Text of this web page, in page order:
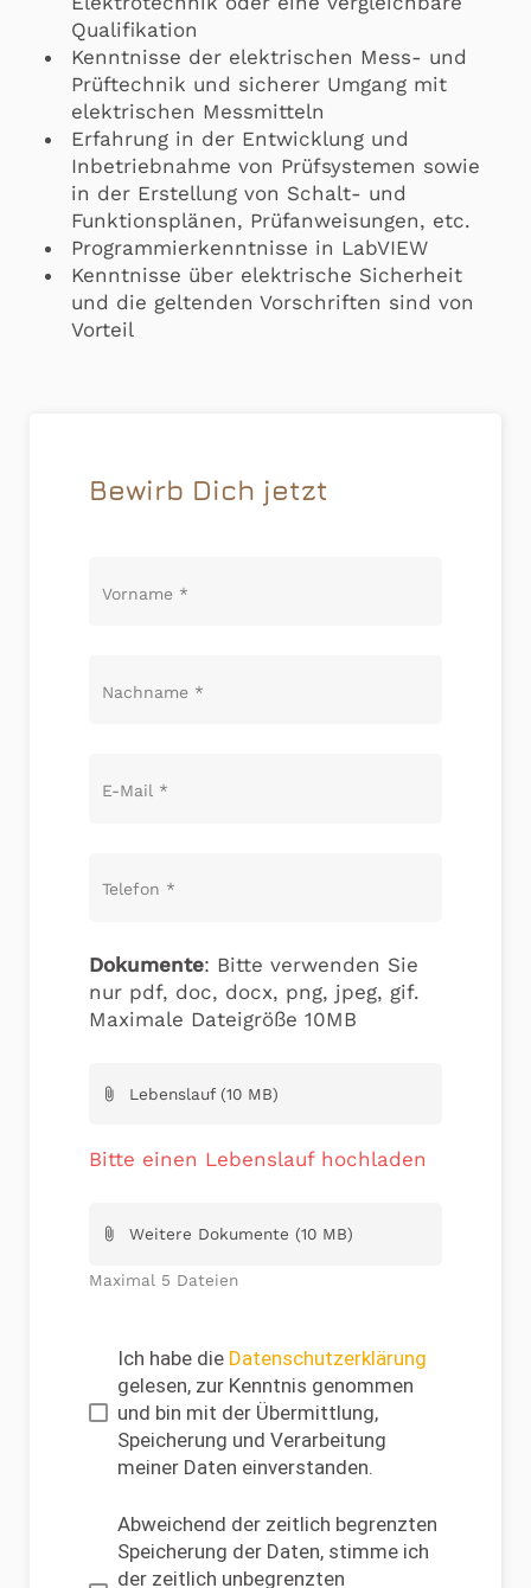
Qualifikation
Kenntnisse der elektrischen Mess- und
Prüftechnik und sicherer Umgang mit
elektrischen Messmitteln
Erfahrung in der Entwicklung und
Inbetriebnahme von Prüfsystemen sowie
in der Erstellung von Schalt- und
Funktionsplänen, Prüfanweisungen, etc.
Programmierkenntnisse in LabVIEW
Kenntnisse über elektrische Sicherheit
und die geltenden Vorschriften sind von
Vorteil
Bewirb Dich jetzt
Vorname *
Nachname *
E-Mail *
Telefon *
Dokumente: Bitte verwenden Sie
nur pdf, doc, docx, png, jpeg, gif.
Maximale Dateigröße 10MB
attach_file Lebenslauf (10 MB)
Bitte einen Lebenslauf hochladen
attach_file Weitere Dokumente (10 MB)
Maximal 5 Dateien
Ich habe die Datenschutzerklärung
gelesen, zur Kenntnis genommen
und bin mit der Übermittlung,
Speicherung und Verarbeitung
meiner Daten einverstanden.
Abweichend der zeitlich begrenzten
Speicherung der Daten, stimme ich
der zeitlich unbegrenzten